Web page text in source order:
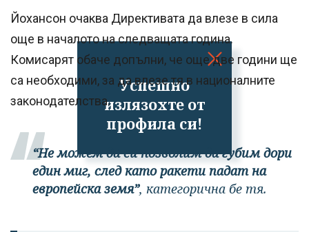
Успешно
излязохте от
профила си!
Йохансон очаква Директивата да влезе в сила
още в началото на следващата година.
Комисарят обаче допълни, че още две години ще
са необходими, за да влезе тя в националните
законодателства.
“Не можем да си позволим да губим дори
един миг, след като ракети падат на
европейска земя”, категорична бе тя.